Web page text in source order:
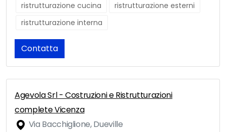
ristrutturazione cucina
ristrutturazione esterni
ristrutturazione interna
Contatta
Agevola Srl - Costruzioni e Ristrutturazioni
complete Vicenza
Via Bacchiglione, Dueville